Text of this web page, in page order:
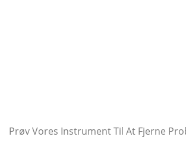
Prøv Vores Instrument Til At Fjerne